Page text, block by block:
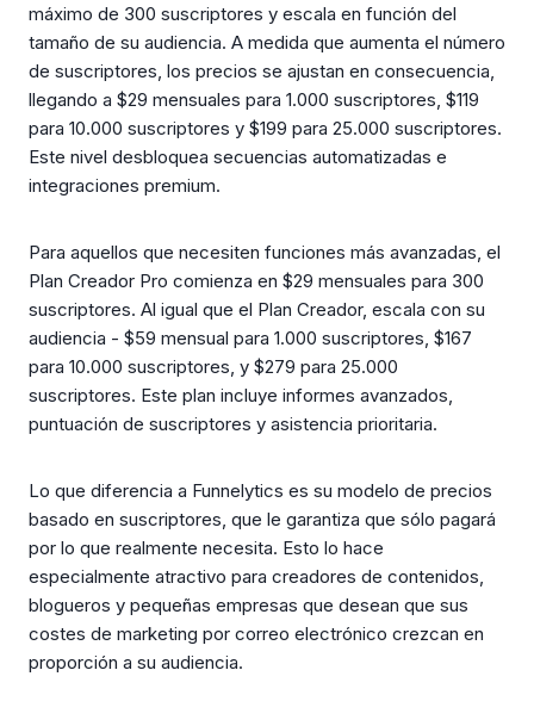
máximo de 300 suscriptores y escala en función del
tamaño de su audiencia. A medida que aumenta el número
de suscriptores, los precios se ajustan en consecuencia,
llegando a $29 mensuales para 1.000 suscriptores, $119
para 10.000 suscriptores y $199 para 25.000 suscriptores.
Este nivel desbloquea secuencias automatizadas e
integraciones premium.
Para aquellos que necesiten funciones más avanzadas, el
Plan Creador Pro comienza en $29 mensuales para 300
suscriptores. Al igual que el Plan Creador, escala con su
audiencia - $59 mensual para 1.000 suscriptores, $167
para 10.000 suscriptores, y $279 para 25.000
suscriptores. Este plan incluye informes avanzados,
puntuación de suscriptores y asistencia prioritaria.
Lo que diferencia a Funnelytics es su modelo de precios
basado en suscriptores, que le garantiza que sólo pagará
por lo que realmente necesita. Esto lo hace
especialmente atractivo para creadores de contenidos,
blogueros y pequeñas empresas que desean que sus
costes de marketing por correo electrónico crezcan en
proporción a su audiencia.